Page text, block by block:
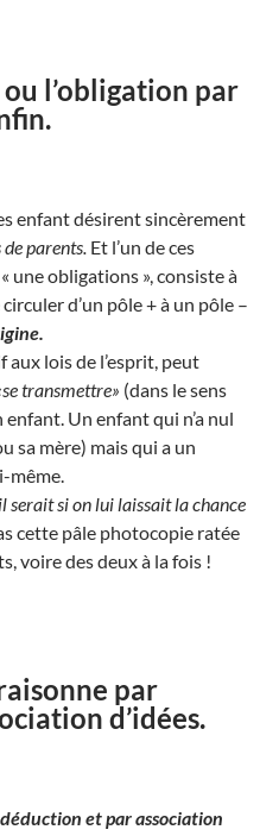
l’obligation par
enfant désirent sincèrement
parents. Et l’un de ces
une obligations », consiste à
d’un pôle + à un pôle –
aux lois de l’esprit, peut
transmettre» (dans le sens
Un enfant qui n’a nul
sa mère) mais qui a un
même.
serait si on lui laissait la chance
cette pâle photocopie ratée
voire des deux à la fois !
par
d’idées.
et par association